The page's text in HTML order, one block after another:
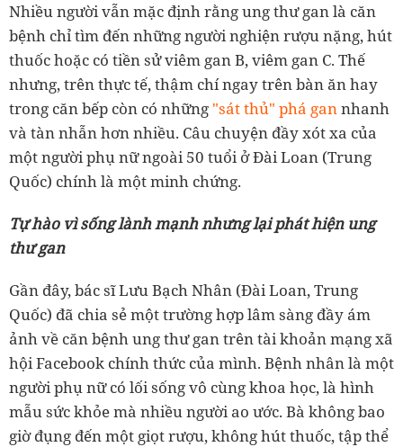
Nhiều người vẫn mặc định rằng ung thư gan là căn
bệnh chỉ tìm đến những người nghiện rượu nặng, hút
thuốc hoặc có tiền sử viêm gan B, viêm gan C. Thế
nhưng, trên thực tế, thậm chí ngay trên bàn ăn hay
trong căn bếp còn có những "sát thủ" phá gannhanh
và tàn nhẫn hơn nhiều. Câu chuyện đầy xót xa của
một người phụ nữ ngoài 50 tuổi ở Đài Loan (Trung
Quốc) chính là một minh chứng.
Tự hào vì sống lành mạnh nhưng lại phát hiện ung
thư gan
Gần đây, bác sĩ Lưu Bạch Nhân (Đài Loan, Trung
Quốc) đã chia sẻ một trường hợp lâm sàng đầy ám
ảnh về căn bệnh ung thư gan trên tài khoản mạng xã
hội Facebook chính thức của mình. Bệnh nhân là một
người phụ nữ có lối sống vô cùng khoa học, là hình
mẫu sức khỏe mà nhiều người ao ước. Bà không bao
giờ đụng đến một giọt rượu, không hút thuốc, tập thể